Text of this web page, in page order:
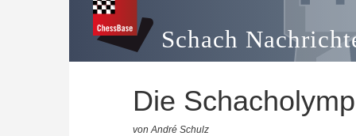
Schach
Die
von André Schulz